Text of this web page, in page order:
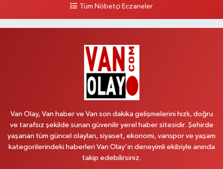
Yol Tarifi Al
Vanyolu Mahallesi, Kara Yusuf Bey Caddesi No:99 B Erciş Van
0 (432) 351 02 96 Yol Tarifi Al
Koç Eczanesi
Cumhuriyet Mahallesi, Konak Sokak No:6 Gürpınar Van
Tüm Nöbetçi Eczaneler
Van Olay, Van haber ve Van son dakika gelişmelerini hızlı, doğru
ve tarafsız şekilde sunan güvenilir yerel haber sitesidir. Şehirde
yaşanan tüm güncel olayları, siyaset, ekonomi, vanspor ve yaşam
kategorilerindeki haberleri Van Olay’ın deneyimli ekibiyle anında
takip edebilirsiniz.